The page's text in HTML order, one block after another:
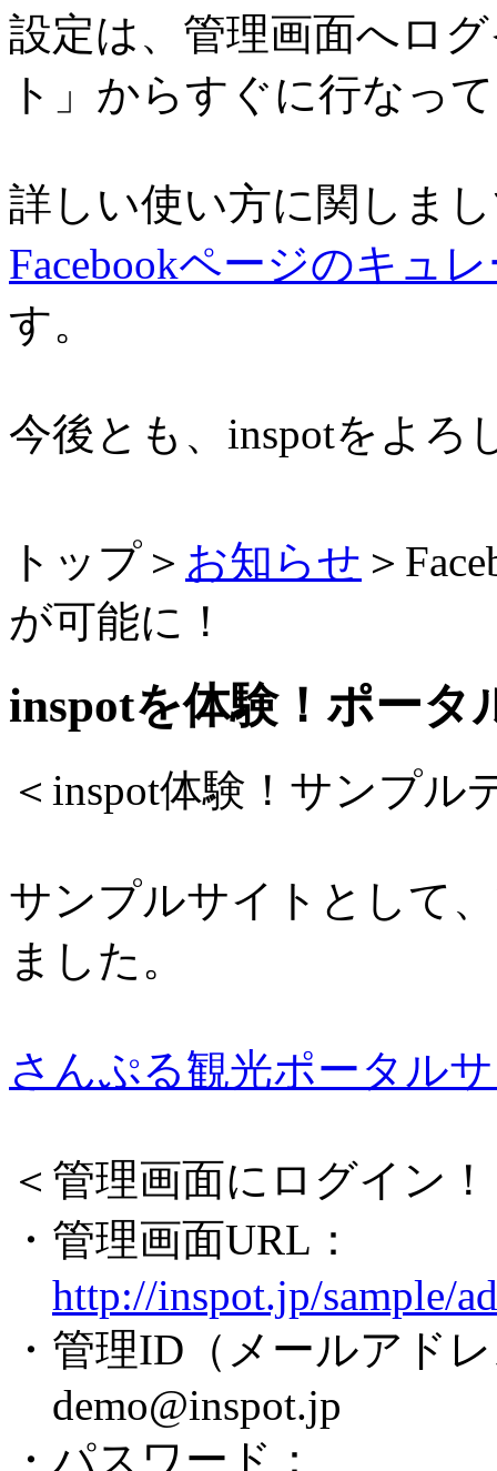
設定は、管理画面へロ
ト」からすぐに行なっ
詳しい使い方に関しま
Facebookページのキュ
す。
今後とも、inspotをよろ
トップ ＞ お知らせ ＞
が可能に！
inspotを体験！ポータ
＜inspot体験！サンプル
サンプルサイトとして
ました。
さんぷる観光ポータル
＜管理画面にログイン
・管理画面URL：
http://inspot.jp/sample/
・管理ID（メールアド
demo@inspot.jp
・パスワード：